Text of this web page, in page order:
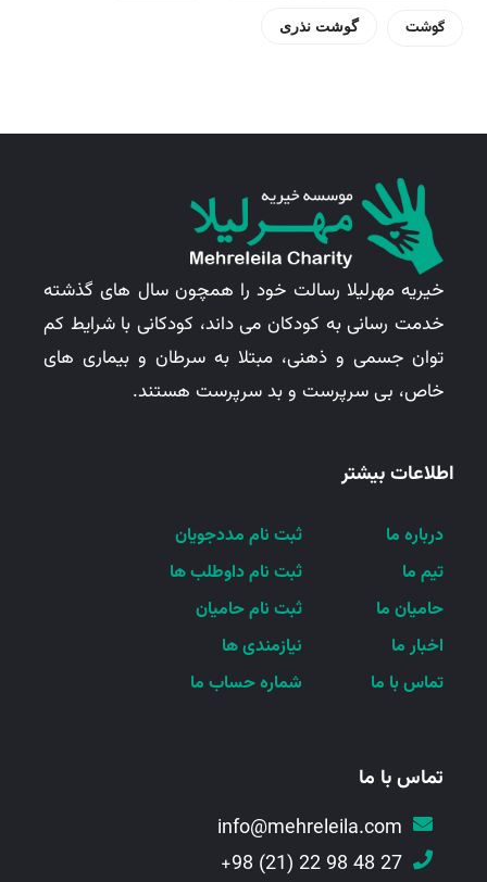
گوشت گوشت نذری
خیریه مهرلیلا رسالت خود را همچون سال های گذشته
خدمت رسانی به کودکان می داند، کودکانی با شرایط کم
توان جسمی و ذهنی، مبتلا به سرطان و بیماری های
خاص، بی سرپرست و بد سرپرست هستند.
اطلاعات بیشتر
درباره ما
تیم ما
حامیان ما
اخبار ما
تماس با ما
ثبت نام مددجویان
ثبت نام داوطلب ها
ثبت نام حامیان
نیازمندی ها
شماره حساب ما
تماس با ما
info@mehreleila.com
27 48 98 22 (21) 98+